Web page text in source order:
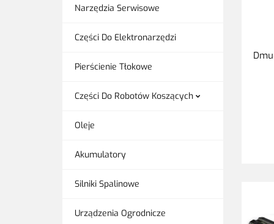
Narzędzia Serwisowe
Części Do Elektronarzędzi
Pierścienie Tłokowe
Części Do Robotów Koszących
Oleje
Akumulatory
Silniki Spalinowe
Urządzenia Ogrodnicze